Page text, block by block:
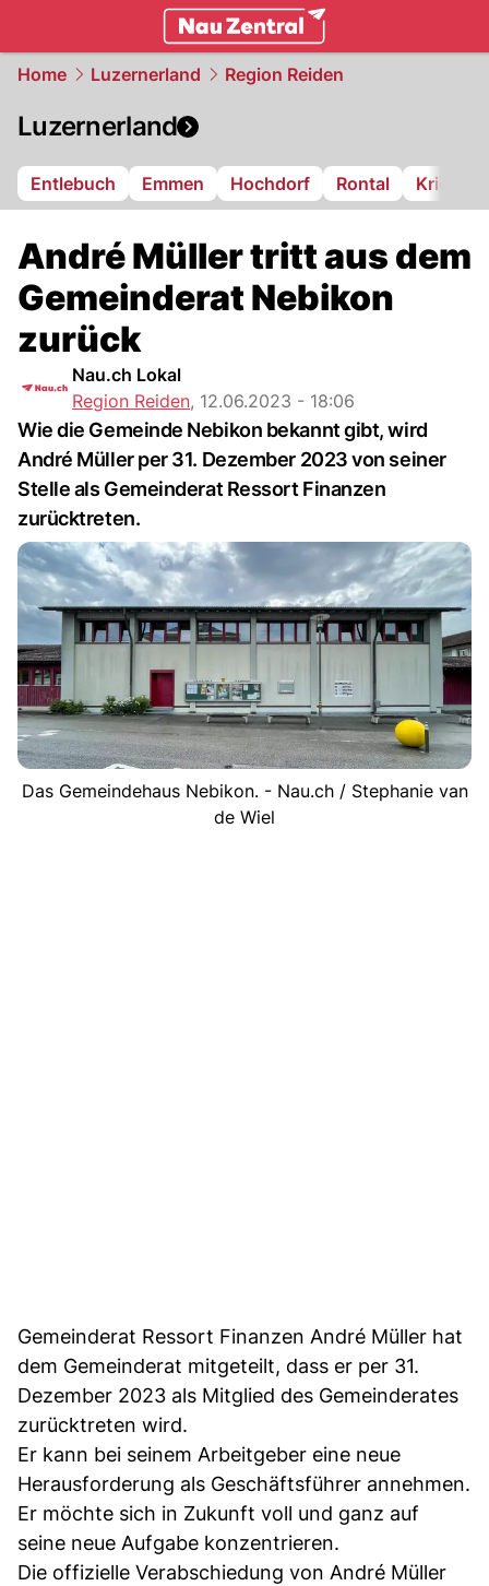
Home Luzernerland Region Reiden
Luzernerland
Entlebuch Emmen Hochdorf Rontal Kriens
André Müller tritt aus dem
Gemeinderat Nebikon
zurück
Nau.ch Lokal
Region Reiden, 12.06.2023 - 18:06
Wie die Gemeinde Nebikon bekannt gibt, wird
André Müller per 31. Dezember 2023 von seiner
Stelle als Gemeinderat Ressort Finanzen
zurücktreten.
Das Gemeindehaus Nebikon. - Nau.ch / Stephanie van
de Wiel
Gemeinderat Ressort Finanzen André Müller hat
dem Gemeinderat mitgeteilt, dass er per 31.
Dezember 2023 als Mitglied des Gemeinderates
zurücktreten wird.
Er kann bei seinem Arbeitgeber eine neue
Herausforderung als Geschäftsführer annehmen.
Er möchte sich in Zukunft voll und ganz auf
seine neue Aufgabe konzentrieren.
Die offizielle Verabschiedung von André Müller